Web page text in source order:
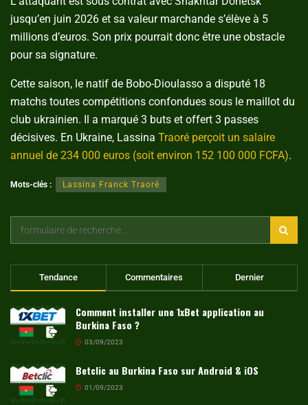
jusqu’en juin 2026 et sa valeur marchande s’élève à 5
millions d’euros. Son prix pourrait donc être une obstacle
pour sa signature.
Cette saison, le natif de Bobo-Dioulasso a disputé 18
matchs toutes compétitions confondues sous le maillot du
club ukrainien. Il a marqué 3 buts et offert 3 passes
décisives. En Ukraine, Lassina Traoré perçoit un salaire
annuel de 234 000 euros (soit environ 152 100 000 FCFA).
Mots-clés : Lassina Franck Traoré
Tendance Commentaires Dernier
Comment installer une 1xBet application au
Burkina Faso ?
03/09/2023
Betclic au Burkina Faso sur Android & iOS
01/09/2023